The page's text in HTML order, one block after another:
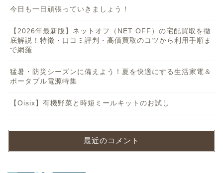
今日も一日頑張っていきましょう！
【2026年最新版】ネットオフ（NET OFF）の宅配買取を徹
底解説！特徴・口コミ評判・高価買取のコツから利用手順ま
で網羅
猛暑・防災シーズンに備えよう！夏を快適にする生活家電＆
ポータブル電源特集
【Oisix】有機野菜と時短ミールキットのお試し
最近のコメント